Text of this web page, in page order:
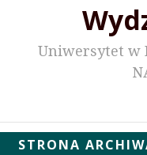
Uniwersytet w
STRONA